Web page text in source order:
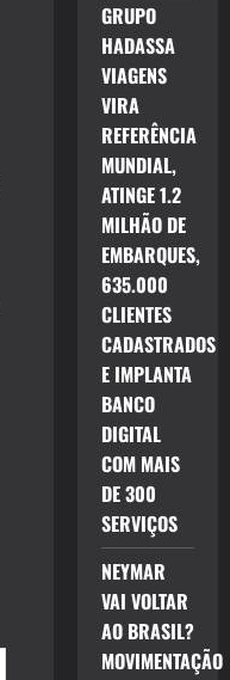
GRUPO
HADASSA
VIAGENS
VIRA
REFERÊNCIA
MUNDIAL,
ATINGE 1.2
MILHÃO DE
EMBARQUES,
635.000
CLIENTES
CADASTRADOS
E IMPLANTA
BANCO
DIGITAL
COM MAIS
DE 300
SERVIÇOS
NEYMAR
VAI VOLTAR
AO BRASIL?
MOVIMENTAÇÃO